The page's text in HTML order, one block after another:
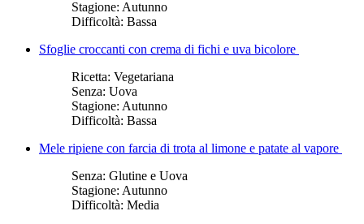
Stagione: Autunno
Difficoltà: Bassa
Sfoglie croccanti con crema di fichi e uva bicolore
Ricetta: Vegetariana
Senza: Uova
Stagione: Autunno
Difficoltà: Bassa
Mele ripiene con farcia di trota al limone e patate al vapore
Senza: Glutine e Uova
Stagione: Autunno
Difficoltà: Media